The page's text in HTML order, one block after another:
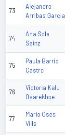
73
Alejandro
Arribas Garcia
74
Ana Sola
Sainz
75
Paula Barrio
Castro
76
Victoria Kalu
Osarekhoe
77
Mario Oses
Villa